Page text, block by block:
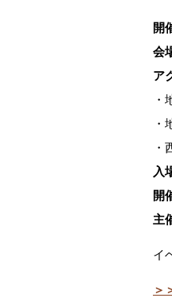
開
会
ア
・
・
・
入
開
主
イ
＞